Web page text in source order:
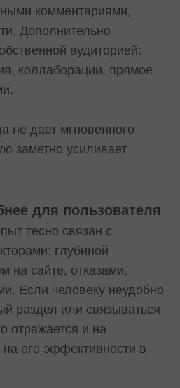
комментариями,
Дополнительно
аудиторией:
коллаборации, прямое
не дает мгновенного
заметно усиливает
для пользователя
тесно связан с
глубиной
на сайте, отказами,
Если человеку неудобно
раздел или связываться
отражается и на
на его эффективности в